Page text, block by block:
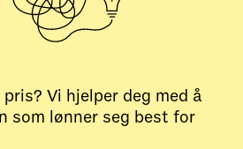
Vi hjelper deg med å
som lønner seg best for